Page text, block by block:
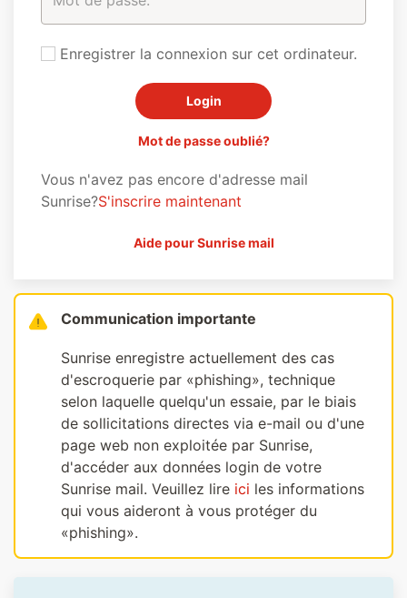
Enregistrer la connexion sur cet ordinateur.
Mot de passe oublié?
Vous n'avez pas encore d'adresse mail
Sunrise?S'inscrire maintenant
Aide pour Sunrise mail
Communication importante
Sunrise enregistre actuellement des cas
d'escroquerie par «phishing», technique
selon laquelle quelqu'un essaie, par le biais
de sollicitations directes via e-mail ou d'une
page web non exploitée par Sunrise,
d'accéder aux données login de votre
Sunrise mail. Veuillez lire ici les informations
qui vous aideront à vous protéger du
«phishing».